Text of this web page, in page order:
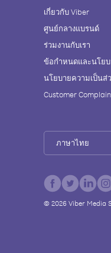
เกี่ยวกับ Viber
ศูนย์กลางแบรนด์
ร่วมงานกับเรา
ข้อกำหนดและนโยบ
นโยบายความเป็นส่
Customer
ภาษาไทย
© 2026Viber Media